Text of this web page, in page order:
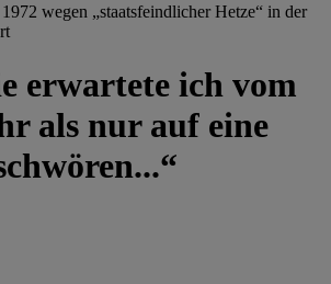
wegen „staatsfeindlicher Hetze“ in der
erwartete ich vom
als nur auf eine